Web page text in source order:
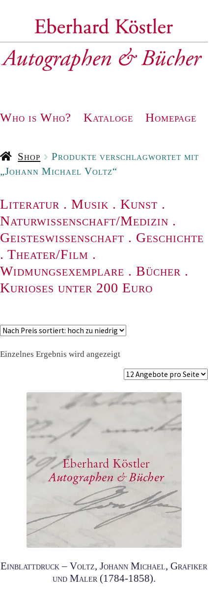
Navigation
Who is Who? Kataloge Homepage
Shop
Produkte verschlagwortet mit
„Johann Michael Voltz“
Literatur . Musik . Kunst .
Naturwissenschaft/Medizin .
Geisteswissenschaft . Geschichte
. Theater/Film .
Widmungsexemplare . Bücher .
Kurioses unter 200 Euro
Einzelnes Ergebnis wird angezeigt
Einblattdruck – Voltz, Johann Michael, Grafiker
und Maler (1784-1858).